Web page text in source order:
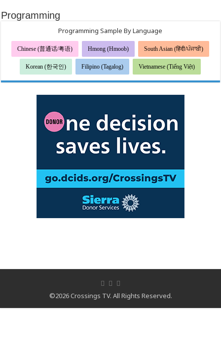
Programming
Programming Sample By Language
Chinese (普通话/粤语) Hmong (Hmoob) South Asian (हिंदी/ਪੰਜਾਬੀ)
Korean (한국인) Filipino (Tagalog) Vietnamese (Tiếng Việt)
©2026 Crossings TV. All Rights Reserved.